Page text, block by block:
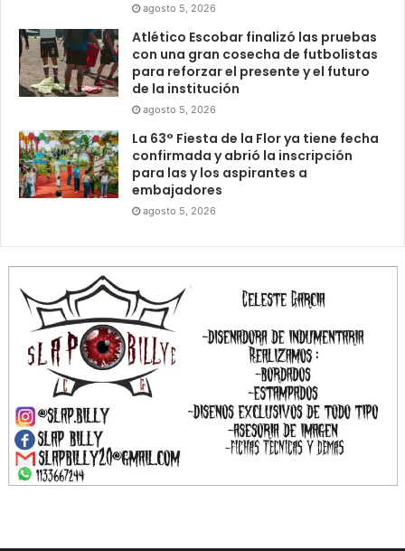
agosto 5, 2026
Atlético Escobar finalizó las pruebas
con una gran cosecha de futbolistas
para reforzar el presente y el futuro
de la institución
agosto 5, 2026
La 63° Fiesta de la Flor ya tiene fecha
confirmada y abrió la inscripción
para las y los aspirantes a
embajadores
agosto 5, 2026